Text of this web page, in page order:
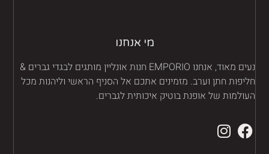
מי אנחנו
נעים מאוד, אנחנו EMPORIO חנות אונליין מותגים לבגדי גברים &
חתן וערב. מזמינים אתכם אל הסניף הראשי וליהנות מכל
של אופנת בוטיק איכותית לגברים.